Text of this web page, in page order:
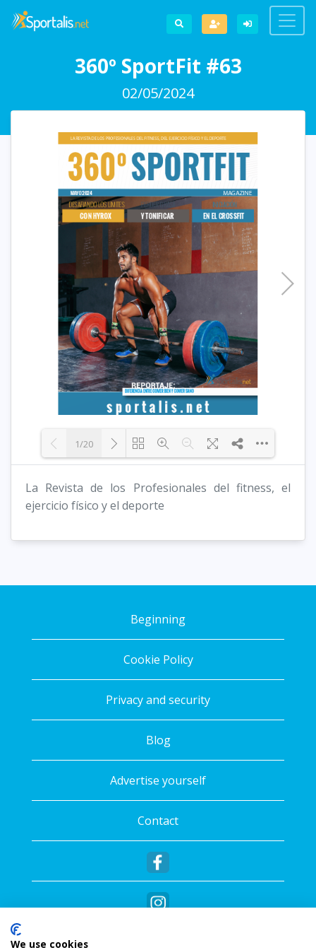
360º SportFit #63
02/05/2024
Loading PDF 21% ...
1/20
La Revista de los Profesionales del fitness, el
ejercicio físico y el deporte
Beginning
Cookie Policy
Privacy and security
Blog
Advertise yourself
Contact
We use cookies